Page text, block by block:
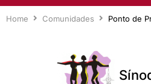
Home Comunidades Ponto de